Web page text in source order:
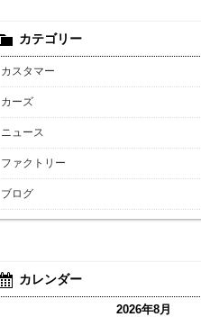
カテゴリー
カスタマー
カーズ
ニュース
ファクトリー
ブログ
カレンダー
2026年8月